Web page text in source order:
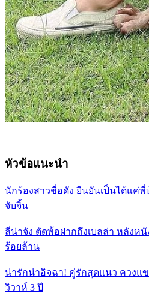
หัวข้อแนะนำ
นักร้องสาวชื่อดัง ยืนยันเป็นได้แค่
จับจิ้น
ลีน่าจัง ตัดพ้อฝากถึงเบลล่า หลังหนั
ร้อยล้าน
น่ารักน่าอิจฉา! คู่รักสุดแนว ควงแ
วิวาห์ 3 ปี